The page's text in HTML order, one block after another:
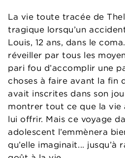
La vie toute tracée de
tragique lorsqu’un
Louis, 12 ans, dans le
réveiller par tous les
pari fou d’accomplir une
choses à faire avant la fin
avait inscrites dans son
montrer tout ce que la vie
lui offrir. Mais ce voyage
adolescent l’emmènera
qu’elle imaginait...